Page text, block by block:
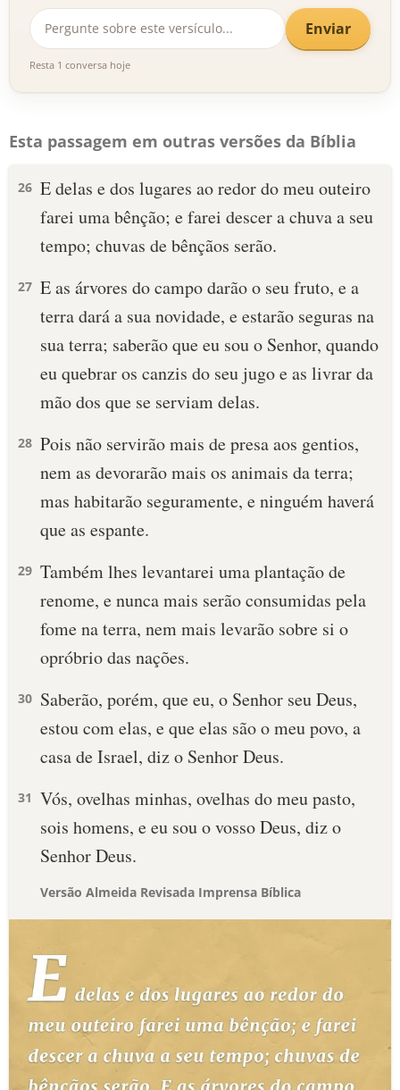
Enviar
Resta 1 conversa hoje
Esta passagem em outras versões da Bíblia
26 E delas e dos lugares ao redor do meu outeiro
farei uma bênção; e farei descer a chuva a seu
tempo; chuvas de bênçãos serão.
27 E as árvores do campo darão o seu fruto, e a
terra dará a sua novidade, e estarão seguras na
sua terra; saberão que eu sou o Senhor, quando
eu quebrar os canzis do seu jugo e as livrar da
mão dos que se serviam delas.
28 Pois não servirão mais de presa aos gentios,
nem as devorarão mais os animais da terra;
mas habitarão seguramente, e ninguém haverá
que as espante.
29 Também lhes levantarei uma plantação de
renome, e nunca mais serão consumidas pela
fome na terra, nem mais levarão sobre si o
opróbrio das nações.
30 Saberão, porém, que eu, o Senhor seu Deus,
estou com elas, e que elas são o meu povo, a
casa de Israel, diz o Senhor Deus.
31 Vós, ovelhas minhas, ovelhas do meu pasto,
sois homens, e eu sou o vosso Deus, diz o
Senhor Deus.
Versão Almeida Revisada Imprensa Bíblica